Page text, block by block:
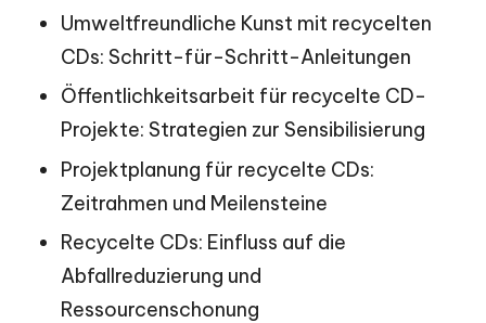
Umweltfreundliche Kunst mit recycelten
CDs: Schritt-für-Schritt-Anleitungen
Öffentlichkeitsarbeit für recycelte CD-
Projekte: Strategien zur Sensibilisierung
Projektplanung für recycelte CDs:
Zeitrahmen und Meilensteine
Recycelte CDs: Einfluss auf die
Abfallreduzierung und
Ressourcenschonung